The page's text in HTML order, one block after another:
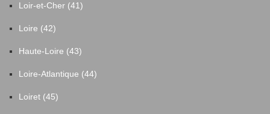
Loir-et-Cher (41)
Loire (42)
Haute-Loire (43)
Loire-Atlantique (44)
Loiret (45)